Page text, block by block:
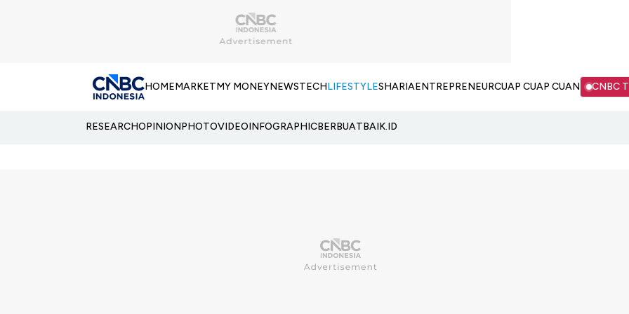
HOMEMARKETMY MONEYNEWSTECHLIFESTYLESHARIAENTREPRENEURCUAP CUAP CUAN CNBC
RESEARCHOPINIONPHOTOVIDEOINFOGRAPHICBERBUATBAIK.ID